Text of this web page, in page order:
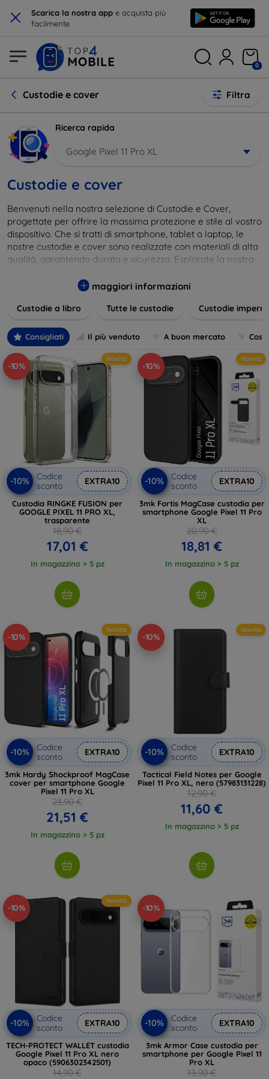
× Scarica la nostra app e acquista più
facilmente
0
Custodie e cover Filtra
Ricerca rapida
Google Pixel 11 Pro XL
Custodie e cover
Benvenuti nella nostra selezione di Custodie e Cover,
progettate per offrire la massima protezione e stile al vostro
dispositivo. Che si tratti di smartphone, tablet o laptop, le
nostre custodie e cover sono realizzate con materiali di alta
qualità, garantendo durata e sicurezza. Esplorate la nostra
esigenza e gusto. Proteggete il vostro dispositivo con le
maggiori informazioni
Custodie a libro Tutte le custodie Custodie
Consigliati Il più venduto A buon mercato
-10%
Novità
-10%
Codice
sconto
EXTRA10
Custodia RINGKE FUSION per
GOOGLE PIXEL 11 PRO XL,
trasparente
18,90 €
17,01 €
In magazzino > 5 pz
-10%
Novità
-10%
Codice
sconto
EXTRA10
3mk Fortis MagCase custodia per
smartphone Google Pixel 11 Pro
XL
20,90 €
18,81 €
In magazzino > 5 pz
-10%
Novità
-10%
Codice
sconto
EXTRA10
3mk Hardy Shockproof MagCase
cover per smartphone Google
Pixel 11 Pro XL
23,90 €
21,51 €
In magazzino > 5 pz
-10%
Novità
-10%
Codice
sconto
EXTRA10
Tactical Field Notes per Google
Pixel 11 Pro XL, nero (57983131228)
12,90 €
11,60 €
In magazzino > 5 pz
-10%
Novità
-10%
Codice
sconto
EXTRA10
TECH-PROTECT WALLET custodia
Google Pixel 11 Pro XL nero
opaco (5906302342501)
14,90 €
-10%
-10%
Codice
sconto
EXTRA10
3mk Armor Case custodia per
smartphone per Google Pixel 11
Pro XL
13,90 €